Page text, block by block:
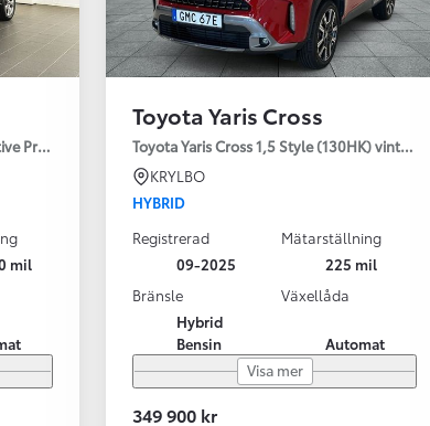
Från 350 900 kr
Från 3 450 kr/mån
Easy Billån
Nya GR GT
The soul lives on
Premium Drag 360-kamera JBL
mil
Toyota Yaris Cross
Toyota Yaris Cross 1,5 Style (130HK) vinterhjul
KRYLBO
HYBRID
Registrerad
09-2025
Mätarställning
225 mil
Bränsle
Hybrid
Bensin
Växellåda
Automat
Visa mer
349 900 kr